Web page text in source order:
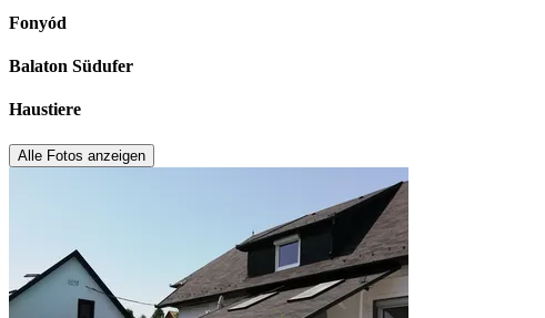
Fonyód
Balaton Südufer
Haustiere
Alle Fotos anzeigen